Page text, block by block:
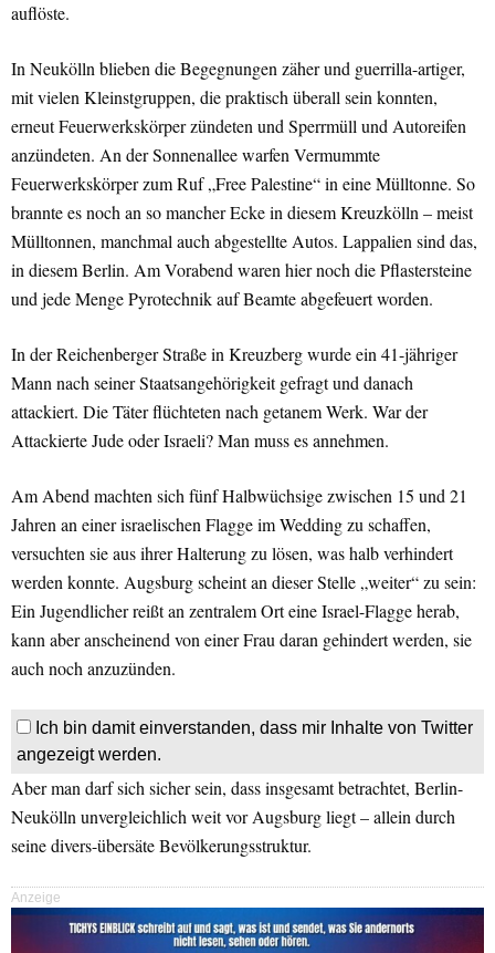
auflöste.
In Neukölln blieben die Begegnungen zäher und guerrilla-artiger,
mit vielen Kleinstgruppen, die praktisch überall sein konnten,
erneut Feuerwerkskörper zündeten und Sperrmüll und Autoreifen
anzündeten. An der Sonnenallee warfen Vermummte
Feuerwerkskörper zum Ruf „Free Palestine“ in eine Mülltonne. So
brannte es noch an so mancher Ecke in diesem Kreuzkölln – meist
Mülltonnen, manchmal auch abgestellte Autos. Lappalien sind das,
in diesem Berlin. Am Vorabend waren hier noch die Pflastersteine
und jede Menge Pyrotechnik auf Beamte abgefeuert worden.
In der Reichenberger Straße in Kreuzberg wurde ein 41-jähriger
Mann nach seiner Staatsangehörigkeit gefragt und danach
attackiert. Die Täter flüchteten nach getanem Werk. War der
Attackierte Jude oder Israeli? Man muss es annehmen.
Am Abend machten sich fünf Halbwüchsige zwischen 15 und 21
Jahren an einer israelischen Flagge im Wedding zu schaffen,
versuchten sie aus ihrer Halterung zu lösen, was halb verhindert
werden konnte. Augsburg scheint an dieser Stelle „weiter“ zu sein:
Ein Jugendlicher reißt an zentralem Ort eine Israel-Flagge herab,
kann aber anscheinend von einer Frau daran gehindert werden, sie
auch noch anzuzünden.
Ich bin damit einverstanden, dass mir Inhalte von Twitter
angezeigt werden.
Aber man darf sich sicher sein, dass insgesamt betrachtet, Berlin-
Neukölln unvergleichlich weit vor Augsburg liegt – allein durch
seine divers-übersäte Bevölkerungsstruktur.
Anzeige